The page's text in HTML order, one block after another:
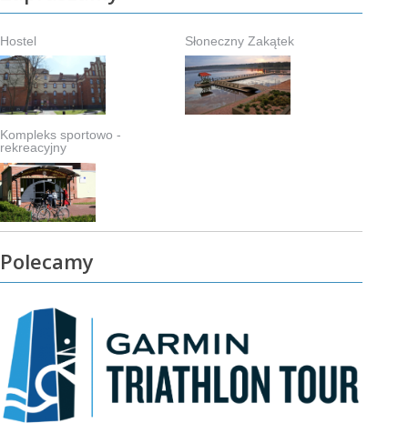
Hostel Słoneczny Zakątek
Kompleks sportowo -
rekreacyjny
Polecamy